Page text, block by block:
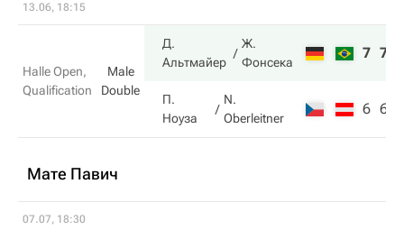
13.06, 18:15
Halle Open,
Qualification
Male
Double
Д.
Альтмайер
Ж.
Фонсека
7 7
П.
Ноуза
N.
Oberleitner
6 6
Мате Павич
07.07, 18:30